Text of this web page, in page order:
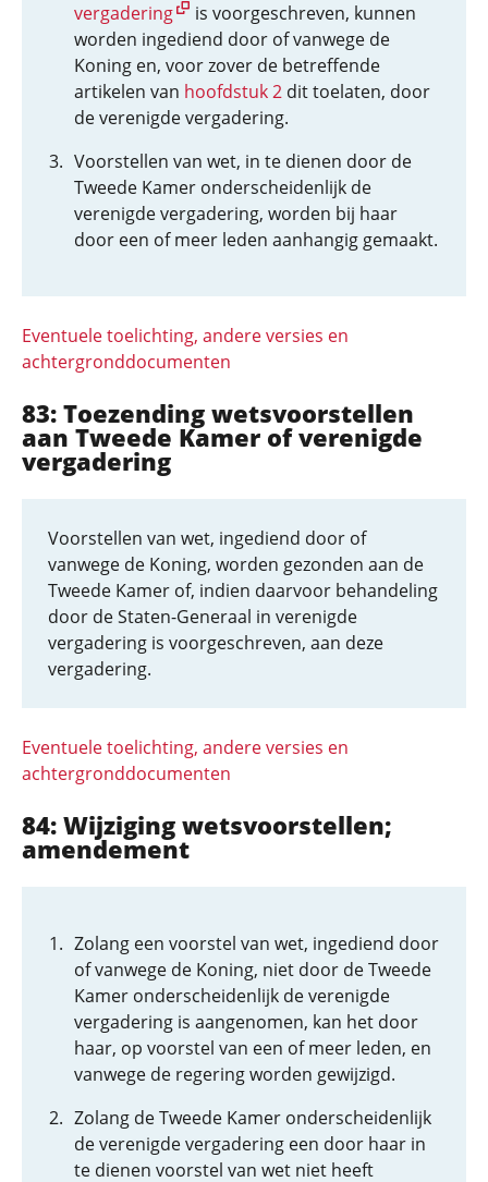
vergadering
is voorgeschreven, kunnen
worden ingediend door of vanwege de
Koning en, voor zover de betreffende
artikelen van hoofdstuk 2 dit toelaten, door
de verenigde vergadering.
Voorstellen van wet, in te dienen door de
Tweede Kamer onderscheidenlijk de
verenigde vergadering, worden bij haar
door een of meer leden aanhangig gemaakt.
Eventuele toelichting, andere versies en
achtergronddocumenten
83: Toezending wetsvoorstellen
aan Tweede Kamer of verenigde
vergadering
Voorstellen van wet, ingediend door of
vanwege de Koning, worden gezonden aan de
Tweede Kamer of, indien daarvoor behandeling
door de Staten-Generaal in verenigde
vergadering is voorgeschreven, aan deze
vergadering.
Eventuele toelichting, andere versies en
achtergronddocumenten
84: Wijziging wetsvoorstellen;
amendement
Zolang een voorstel van wet, ingediend door
of vanwege de Koning, niet door de Tweede
Kamer onderscheidenlijk de verenigde
vergadering is aangenomen, kan het door
haar, op voorstel van een of meer leden, en
vanwege de regering worden gewijzigd.
Zolang de Tweede Kamer onderscheidenlijk
de verenigde vergadering een door haar in
te dienen voorstel van wet niet heeft